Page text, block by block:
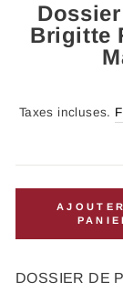
Brigitte
Taxes incluses.
DOSSIER DE